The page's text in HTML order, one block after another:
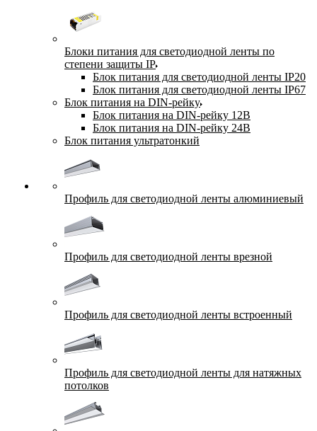
Блоки питания для светодиодной ленты по
степени защиты IP
Блок питания для светодиодной ленты IP20
Блок питания для светодиодной ленты IP67
Блок питания на DIN-рейку
Блок питания на DIN-рейку 12В
Блок питания на DIN-рейку 24В
Блок питания ультратонкий
Профиль для светодиодной ленты алюминиевый
Профиль для светодиодной ленты врезной
Профиль для светодиодной ленты встроенный
Профиль для светодиодной ленты для натяжных
потолков